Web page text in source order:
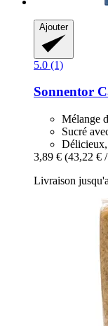
Ajouter
5.0 (1)
Sonnentor
Mélange
Sucré
Délicieux,
3,89 € (43,22 €
Livraison